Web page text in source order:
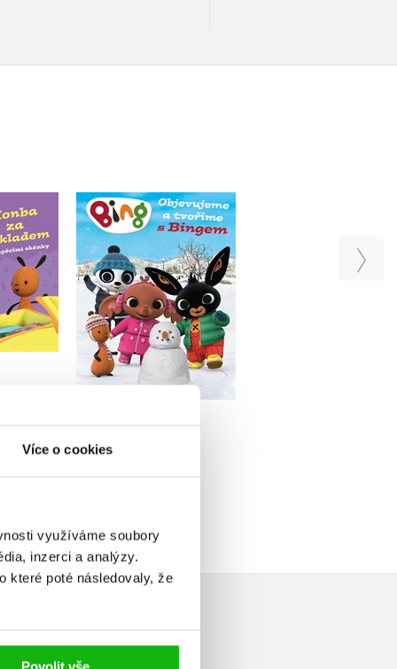
Více o cookies
využíváme soubory
inzerci a analýzy.
které poté následovaly, že
za
Bing - Objevujeme a
tvoříme s Bingem
Kolektiv
Do košíku
249 Kč
Kolektiv